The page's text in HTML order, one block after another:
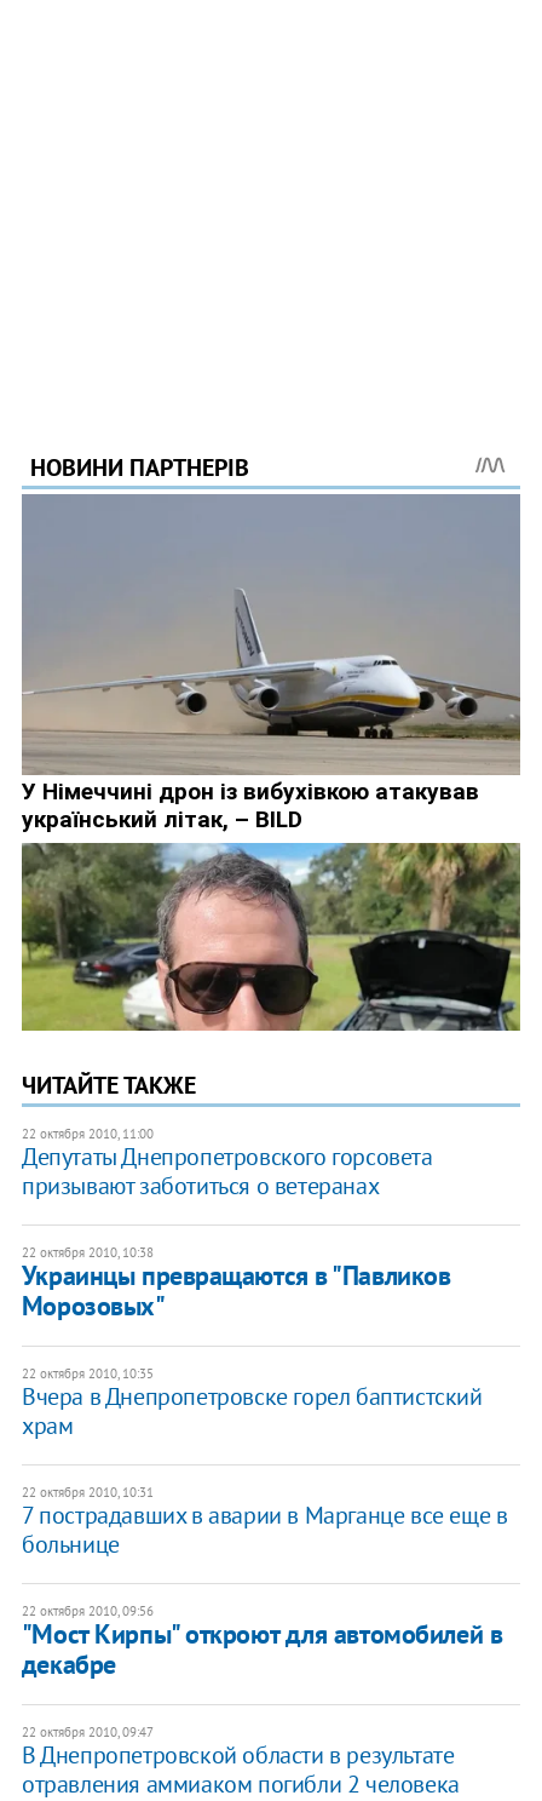
ЧИТАЙТЕ ТАКЖЕ
22 октября 2010, 11:00
Депутаты Днепропетровского горсовета
призывают заботиться о ветеранах
22 октября 2010, 10:38
Украинцы превращаются в "Павликов
Морозовых"
22 октября 2010, 10:35
Вчера в Днепропетровске горел баптистский
храм
22 октября 2010, 10:31
7 пострадавших в аварии в Марганце все еще в
больнице
22 октября 2010, 09:56
"Мост Кирпы" откроют для автомобилей в
декабре
22 октября 2010, 09:47
В Днепропетровской области в результате
отравления аммиаком погибли 2 человека